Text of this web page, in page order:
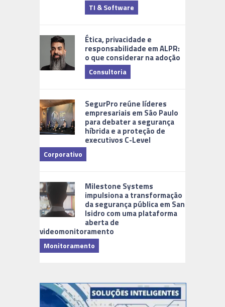
TI & Software
Ética, privacidade e
responsabilidade em ALPR:
o que considerar na adoção
Consultoria
SegurPro reúne líderes
empresariais em São Paulo
para debater a segurança
híbrida e a proteção de
executivos C-Level
Corporativo
Milestone Systems
impulsiona a transformação
da segurança pública em San
Isidro com uma plataforma
aberta de
videomonitoramento
Monitoramento